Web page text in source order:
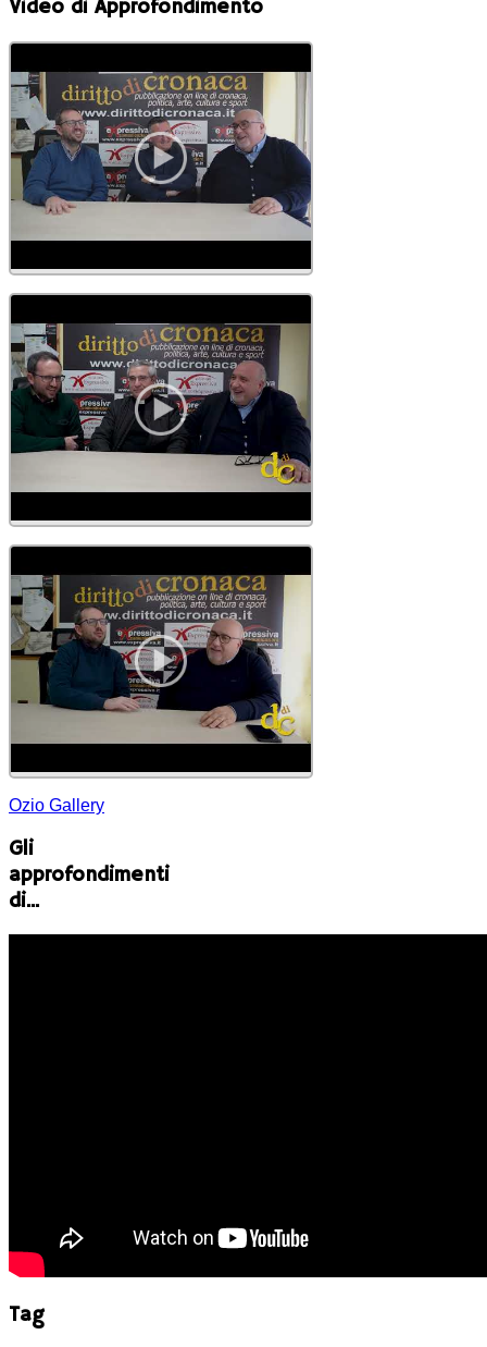
Video di Approfondimento
Ozio Gallery
Gli
approfondimenti
di...
Tag